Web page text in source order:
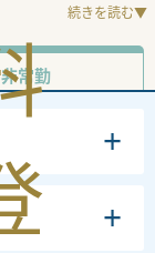
続きを読む▼
非常勤